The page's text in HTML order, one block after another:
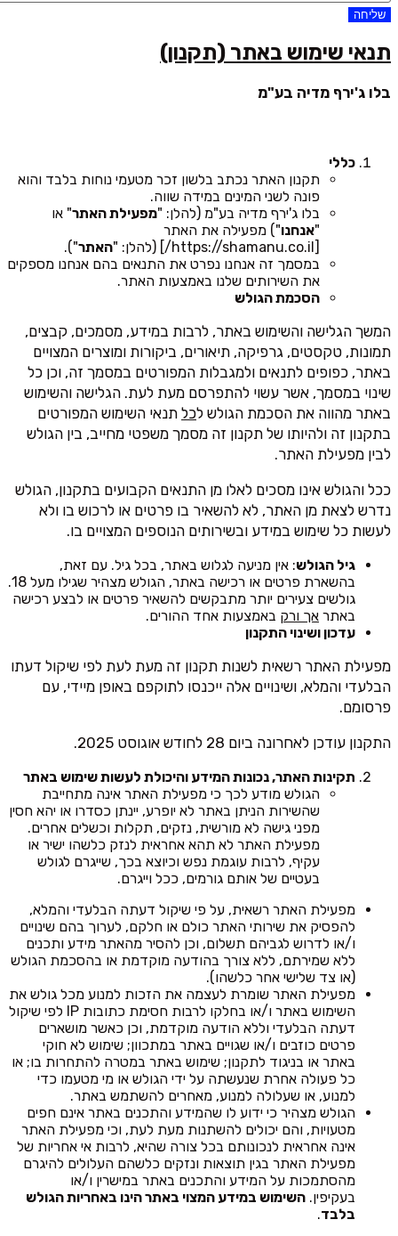
שליחה
תנאי שימוש באתר (תקנון)
בלו ג'ירף מדיה בע"מ
כללי
תקנון האתר נכתב בלשון זכר מטעמי נוחות בלבד והוא
פונה לשני המינים במידה שווה.
בלו ג'ירף מדיה בע"מ (להלן: "מפעילת האתר" או
"אנחנו") מפעילה את האתר
האתר").
במסמך זה אנחנו נפרט את התנאים בהם אנחנו מספקים
את השירותים שלנו באמצעות האתר.
הסכמת הגולש
המשך הגלישה והשימוש באתר, לרבות במידע, מסמכים, קבצים,
תמונות, טקסטים, גרפיקה, תיאורים, ביקורות ומוצרים המצויים
באתר, כפופים לתנאים ולמגבלות המפורטים במסמך זה, וכן כל
שינוי במסמך, אשר עשוי להתפרסם מעת לעת. הגלישה והשימוש
באתר מהווה את הסכמת הגולש לכל תנאי השימוש המפורטים
בתקנון זה ולהיותו של תקנון זה מסמך משפטי מחייב, בין הגולש
לבין מפעילת האתר.
ככל והגולש אינו מסכים לאלו מן התנאים הקבועים בתקנון, הגולש
נדרש לצאת מן האתר, לא להשאיר בו פרטים או לרכוש בו ולא
לעשות כל שימוש במידע ובשירותים הנוספים המצויים בו.
גיל הגולש: אין מניעה לגלוש באתר, בכל גיל. עם זאת,
בהשארת פרטים או רכישה באתר, הגולש מצהיר שגילו מעל 18.
גולשים צעירים יותר מתבקשים להשאיר פרטים או לבצע רכישה
באתר אך ורק באמצעות אחד ההורים.
עדכון ושינוי התקנון
מפעילת האתר רשאית לשנות תקנון זה מעת לעת לפי שיקול דעתו
הבלעדי והמלא, ושינויים אלה ייכנסו לתוקפם באופן מיידי, עם
פרסומם.
התקנון עודכן לאחרונה ביום 28 לחודש אוגוסט 2025.
תקינות האתר, נכונות המידע והיכולת לעשות שימוש באתר
הגולש מודע לכך כי מפעילת האתר אינה מתחייבת
שהשירות הניתן באתר לא יופרע, יינתן כסדרו או יהא חסין
מפני גישה לא מורשית, נזקים, תקלות וכשלים אחרים.
מפעילת האתר לא תהא אחראית לנזק כלשהו ישיר או
עקיף, לרבות עוגמת נפש וכיוצא בכך, שייגרם לגולש
בעטיים של אותם גורמים, ככל וייגרם.
מפעילת האתר רשאית, על פי שיקול דעתה הבלעדי והמלא,
להפסיק את שירותי האתר כולם או חלקם, לערוך בהם שינויים
ו/או לדרוש לגביהם תשלום, וכן להסיר מהאתר מידע ותכנים
ללא שמירתם, ללא צורך בהודעה מוקדמת או בהסכמת הגולש
(או צד שלישי אחר כלשהו).
מפעילת האתר שומרת לעצמה את הזכות למנוע מכל גולש את
השימוש באתר ו/או בחלקו לרבות חסימת כתובות IP לפי שיקול
דעתה הבלעדי וללא הודעה מוקדמת, וכן כאשר מושארים
פרטים כוזבים ו/או שגויים באתר במתכוון; שימוש לא חוקי
באתר או בניגוד לתקנון; שימוש באתר במטרה להתחרות בו; או
כל פעולה אחרת שנעשתה על ידי הגולש או מי מטעמו כדי
למנוע, או שעלולה למנוע, מאחרים להשתמש באתר.
הגולש מצהיר כי ידוע לו שהמידע והתכנים באתר אינם חפים
מטעויות, והם יכולים להשתנות מעת לעת, וכי מפעילת האתר
אינה אחראית לנכונותם בכל צורה שהיא, לרבות אי אחריות של
מפעילת האתר בגין תוצאות ונזקים כלשהם העלולים להיגרם
מהסתמכות על המידע והתכנים באתר במישרין ו/או
בעקיפין. השימוש במידע המצוי באתר הינו באחריות הגולש
בלבד.